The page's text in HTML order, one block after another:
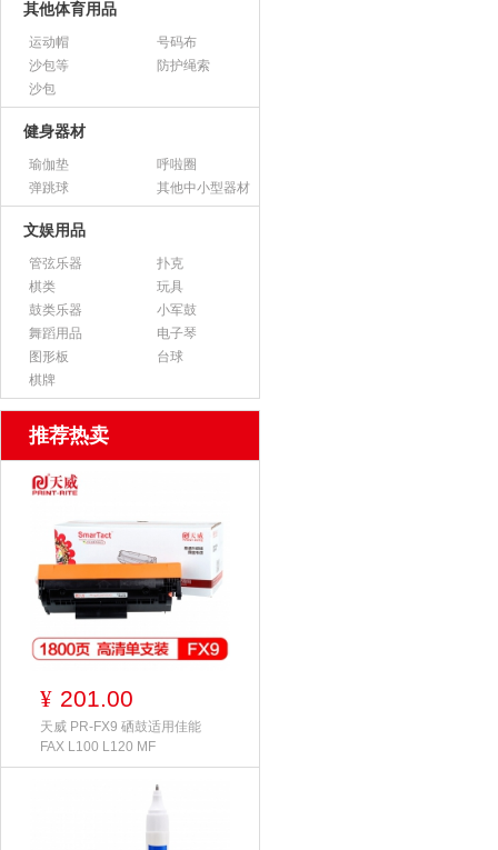
其他体育用品
运动帽
号码布
沙包等
防护绳索
沙包
健身器材
瑜伽垫
呼啦圈
弹跳球
其他中小型器材
文娱用品
管弦乐器
扑克
棋类
玩具
鼓类乐器
小军鼓
舞蹈用品
电子琴
图形板
台球
棋牌
推荐热卖
¥ 201.00
天威 PR-FX9 硒鼓适用佳能
FAX L100 L120 MF